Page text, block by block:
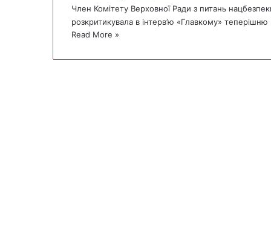
Член Комітету Верховної Ради з питань
розкритикувала в інтерв’ю «Главкому»
Read More »